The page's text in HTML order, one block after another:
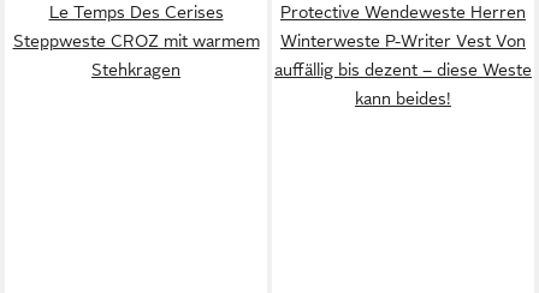
Le Temps Des Cerises
Steppweste CROZ mit warmem
Stehkragen
Protective Wendeweste Herren
Winterweste P-Writer Vest Von
auffällig bis dezent – diese Weste
kann beides!